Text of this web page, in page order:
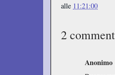
alle 11:21:00
2
Anonimo